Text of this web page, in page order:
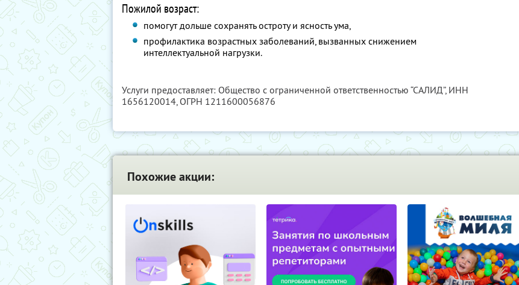
Пожилой возраст:
помогут дольше сохранять остроту и ясность ума,
профилактика возрастных заболеваний, вызванных снижением
интеллектуальной нагрузки.
Услуги предоставляет: Общество с ограниченной ответственностью “САЛИД”, ИНН
1656120014, ОГРН 1211600056876
Похожие акции: